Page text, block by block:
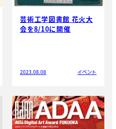
芸術工学図書館 花火大
会を8/10に開催
2023.08.08 イベント